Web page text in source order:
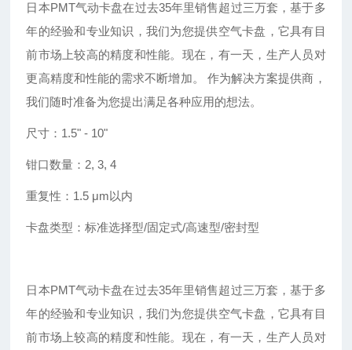
日本PMT气动卡盘在过去35年里销售超过三万套，基于多
年的经验和专业知识，我们为您提供空气卡盘，它具有目
前市场上较高的精度和性能。现在，有一天，生产人员对
更高精度和性能的需求不断增加。 作为解决方案提供商，
我们随时准备为您提出满足各种应用的想法。
尺寸： 1.5" - 10"
钳口数量： 2, 3, 4
重复性： 1.5 μm以内
卡盘类型：标准选择型/固定式/高速型/密封型
日本PMT气动卡盘在过去35年里销售超过三万套，基于多
年的经验和专业知识，我们为您提供空气卡盘，它具有目
前市场上较高的精度和性能。现在，有一天，生产人员对